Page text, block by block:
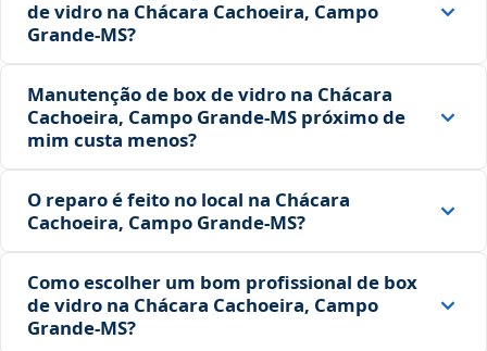
de vidro na Chácara Cachoeira, Campo
Grande‑MS?
Manutenção de box de vidro na Chácara
Cachoeira, Campo Grande‑MS próximo de
mim custa menos?
O reparo é feito no local na Chácara
Cachoeira, Campo Grande‑MS?
Como escolher um bom profissional de box
de vidro na Chácara Cachoeira, Campo
Grande‑MS?